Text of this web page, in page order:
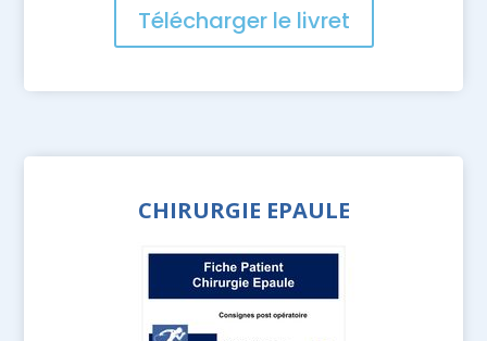
Télécharger le livret
CHIRURGIE EPAULE